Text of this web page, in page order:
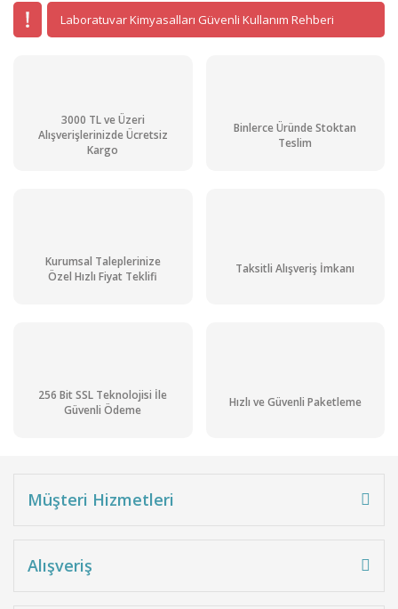
Laboratuvar Kimyasalları Güvenli Kullanım Rehberi
3000 TL ve Üzeri
Alışverişlerinizde Ücretsiz
Kargo
Binlerce Üründe Stoktan
Teslim
Kurumsal Taleplerinize
Özel Hızlı Fiyat Teklifi
Taksitli Alışveriş İmkanı
256 Bit SSL Teknolojisi İle
Güvenli Ödeme
Hızlı ve Güvenli Paketleme
Müşteri Hizmetleri
Alışveriş